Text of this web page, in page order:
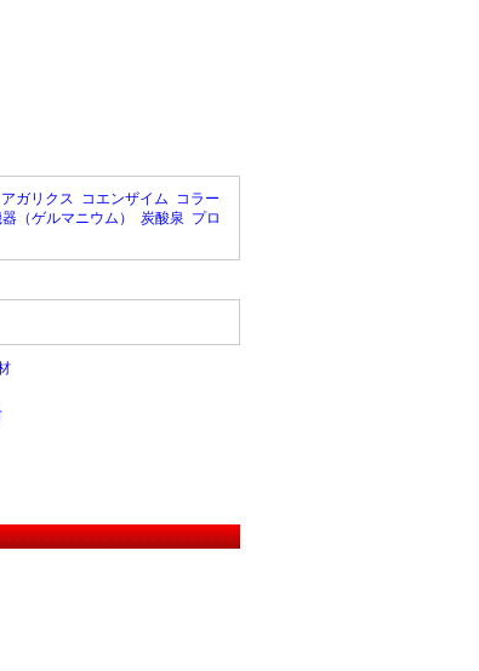
アガリクス コエンザイム コラー
（ゲルマニウム） 炭酸泉 プロ